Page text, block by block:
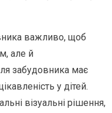
важливо, щоб
але й
забудовника має
у дітей.
візуальні рішення,